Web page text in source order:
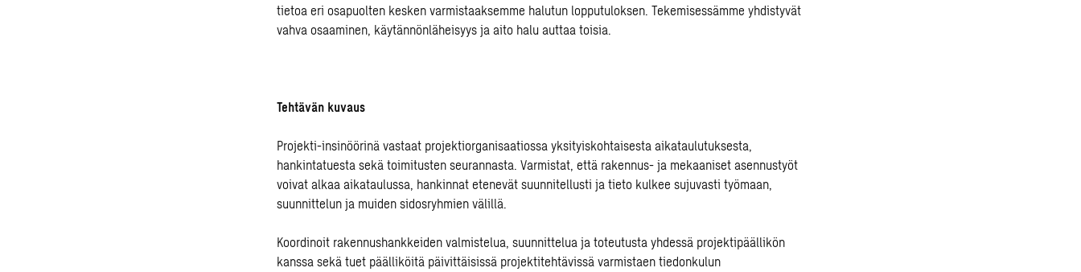
tietoa eri osapuolten kesken varmistaaksemme halutun lopputuloksen. Tekemisessämme yhdistyvät
vahva osaaminen, käytännönläheisyys ja aito halu auttaa toisia.
Tehtävän kuvaus
Projekti-insinöörinä vastaat projektiorganisaatiossa yksityiskohtaisesta aikataulutuksesta,
hankintatuesta sekä toimitusten seurannasta. Varmistat, että rakennus- ja mekaaniset asennustyöt
voivat alkaa aikataulussa, hankinnat etenevät suunnitellusti ja tieto kulkee sujuvasti työmaan,
suunnittelun ja muiden sidosryhmien välillä.
Koordinoit rakennushankkeiden valmistelua, suunnittelua ja toteutusta yhdessä projektipäällikön
kanssa sekä tuet päälliköitä päivittäisissä projektitehtävissä varmistaen tiedonkulun